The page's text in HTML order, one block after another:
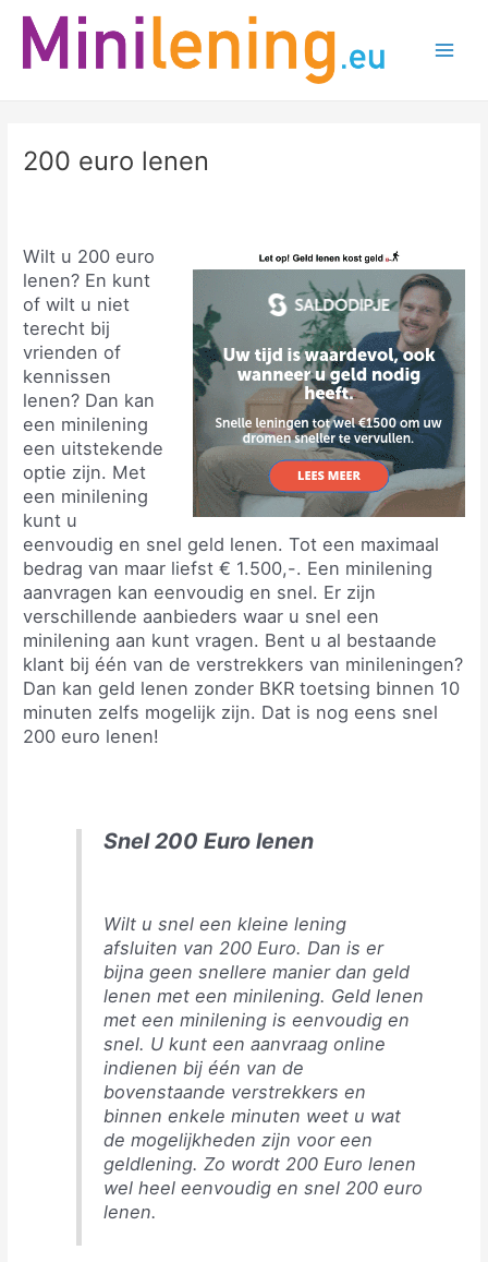
200 euro lenen
Wilt u 200 euro
lenen? En kunt
of wilt u niet
terecht bij
vrienden of
kennissen
lenen? Dan kan
een minilening
een uitstekende
optie zijn. Met
een minilening
kunt u
eenvoudig en snel geld lenen. Tot een maximaal
bedrag van maar liefst € 1.500,-. Een minilening
aanvragen kan eenvoudig en snel. Er zijn
verschillende aanbieders waar u snel een
minilening aan kunt vragen. Bent u al bestaande
klant bij één van de verstrekkers van minileningen?
Dan kan geld lenen zonder BKR toetsing binnen 10
minuten zelfs mogelijk zijn. Dat is nog eens snel
200 euro lenen!
Snel 200 Euro lenen
Wilt u snel een kleine lening
afsluiten van 200 Euro. Dan is er
bijna geen snellere manier dan geld
lenen met een minilening. Geld lenen
met een minilening is eenvoudig en
snel. U kunt een aanvraag online
indienen bij één van de
bovenstaande verstrekkers en
binnen enkele minuten weet u wat
de mogelijkheden zijn voor een
geldlening. Zo wordt 200 Euro lenen
wel heel eenvoudig en snel 200 euro
lenen.